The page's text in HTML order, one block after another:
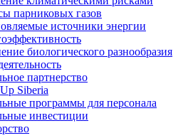
парниковых газов
источники энергии
биологического разнообразия
партнерство
Siberia
программы для персонала
инвестиции